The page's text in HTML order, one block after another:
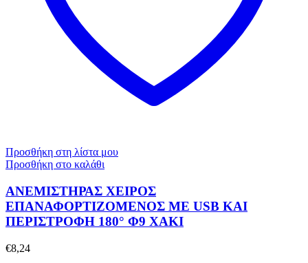
Προσθήκη στη λίστα μου
Προσθήκη στο καλάθι
ΑΝΕΜΙΣΤΗΡΑΣ ΧΕΙΡΟΣ
ΕΠΑΝΑΦΟΡΤΙΖΟΜΕΝΟΣ ΜΕ USB ΚΑΙ
ΠΕΡΙΣΤΡΟΦΗ 180° Φ9 ΧΑΚΙ
€8,24